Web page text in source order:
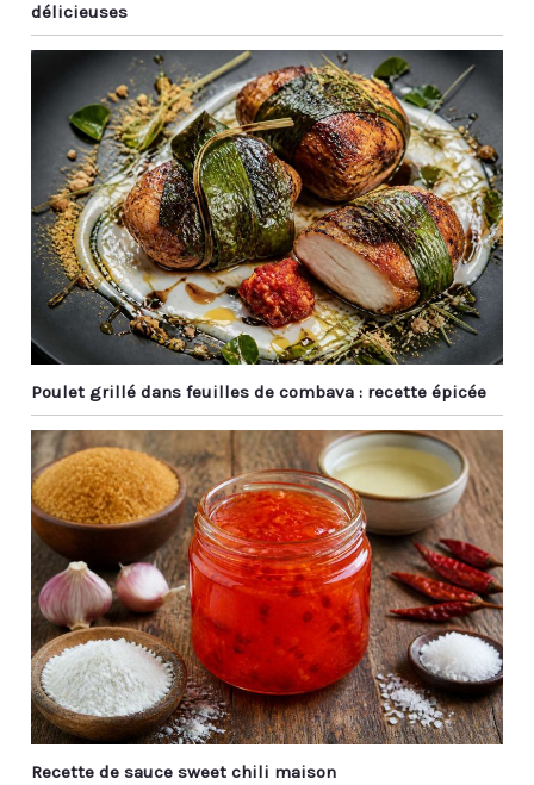
délicieuses
Poulet grillé dans feuilles de combava : recette épicée
Recette de sauce sweet chili maison